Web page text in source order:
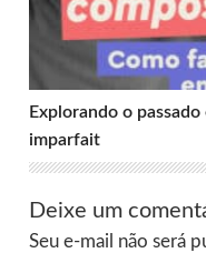
Explorando o
imparfait
Deixe um
Seu e-mail não será